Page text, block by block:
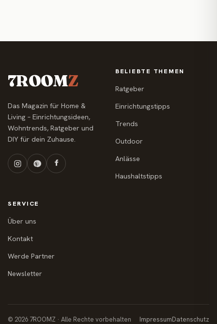
7ROOMZ
Das Magazin für Home &
Living – Einrichtungsideen,
Wohntrends, Ratgeber und
DIY für dein Zuhause.
BELIEBTE THEMEN
Ratgeber
Einrichtungstipps
Trends
Outdoor
Anlässe
Haushaltstipps
SERVICE
Über uns
Kontakt
Werde Partner
Newsletter
© 2026 7ROOMZ · Alle Rechte vorbehalten ImpressumDatenschutz